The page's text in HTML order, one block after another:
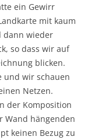
ein Gewirr
mit kaum
dann wieder
so dass wir auf
blicken.
und wir schauen
Netzen.
der Komposition
Wand hängenden
keinen Bezug zu